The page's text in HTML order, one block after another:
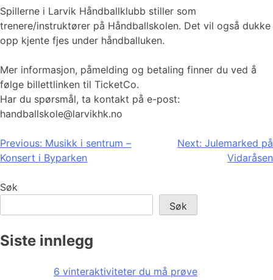
Spillerne i Larvik Håndballklubb stiller som
trenere/instruktører på Håndballskolen. Det vil også dukke
opp kjente fjes under håndballuken.
Mer informasjon, påmelding og betaling finner du ved å
følge billettlinken til TicketCo.
Har du spørsmål, ta kontakt på e-post:
handballskole@larvikhk.no
Innleggsnavigasjon
Previous: Musikk i sentrum –
Konsert i Byparken
Next: Julemarked på
Vidaråsen
Søk
Søk
Siste innlegg
6 vinteraktiviteter du må prøve